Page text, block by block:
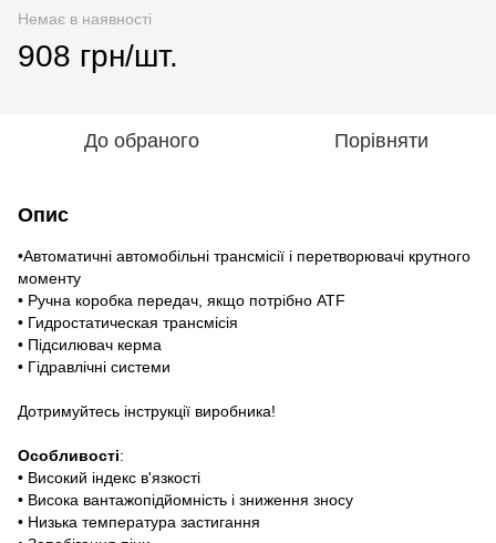
Немає в наявності
908 грн/шт.
До обраного Порівняти
Опис
•Автоматичні автомобільні трансмісії і перетворювачі крутного
моменту
• Ручна коробка передач, якщо потрібно ATF
• Гидростатическая трансмісія
• Підсилювач керма
• Гідравлічні системи
Дотримуйтесь інструкції виробника!
Особливості:
• Високий індекс в'язкості
• Висока вантажопідйомність і зниження зносу
• Низька температура застигання